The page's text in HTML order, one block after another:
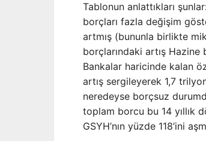
Tablonun anlattıkları
borçları fazla değişim
artmış (bununla birlikte
borçlarındaki artış Hazine
Bankalar haricinde kalan
artış sergileyerek 1,7
neredeyse borçsuz
toplam borcu bu 14 yıllık
GSYH’nın yüzde 118’ini